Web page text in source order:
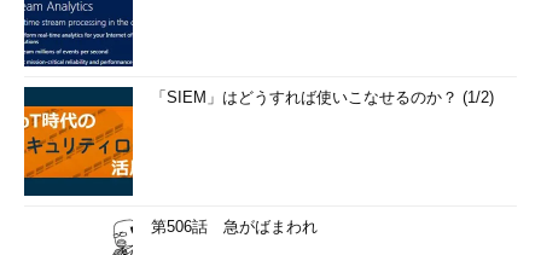
「SIEM」はどうすれば使いこなせるのか？ (1/2)
第506話 急がばまわれ